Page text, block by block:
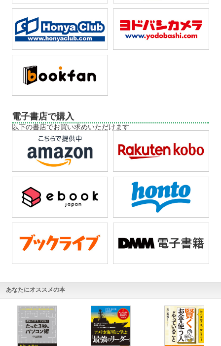
電子書店で購入
以下の書店でお買い求めいただけます
あなたにオススメの本